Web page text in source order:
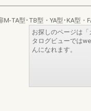
TA型･TB型・YA型･KA型・
お探しのページは
タログビューでは
んになれます。